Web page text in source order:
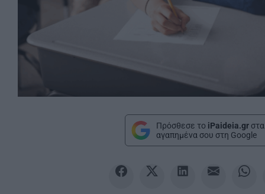
Πρόσθεσε το iPaideia.gr στα
αγαπημένα σου στη Google